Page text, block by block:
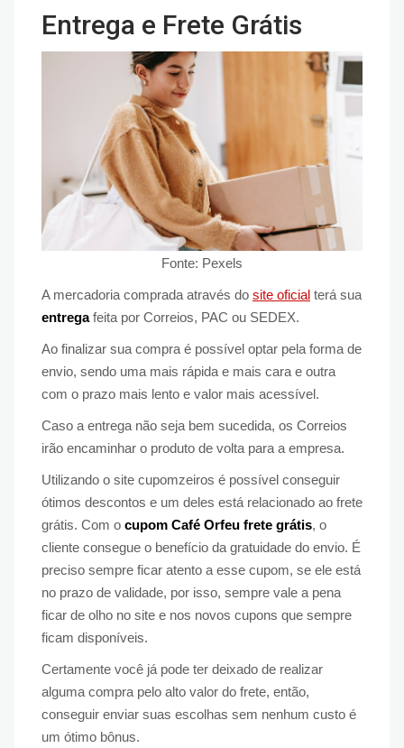
Entrega e Frete Grátis
Fonte: Pexels
A mercadoria comprada através do site oficial terá sua
entregafeita por Correios, PAC ou SEDEX.
Ao finalizar sua compra é possível optar pela forma de
envio, sendo uma mais rápida e mais cara e outra
com o prazo mais lento e valor mais acessível.
Caso a entrega não seja bem sucedida, os Correios
irão encaminhar o produto de volta para a empresa.
Utilizando o site cupomzeiros é possível conseguir
ótimos descontos e um deles está relacionado ao frete
grátis. Com o cupom Café Orfeu frete grátis, o
cliente consegue o benefício da gratuidade do envio. É
preciso sempre ficar atento a esse cupom, se ele está
no prazo de validade, por isso, sempre vale a pena
ficar de olho no site e nos novos cupons que sempre
ficam disponíveis.
Certamente você já pode ter deixado de realizar
alguma compra pelo alto valor do frete, então,
conseguir enviar suas escolhas sem nenhum custo é
um ótimo bônus.